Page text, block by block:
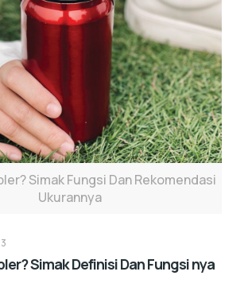
Simak Fungsi Dan Rekomendasi
Ukurannya
Simak Definisi Dan Fungsi nya